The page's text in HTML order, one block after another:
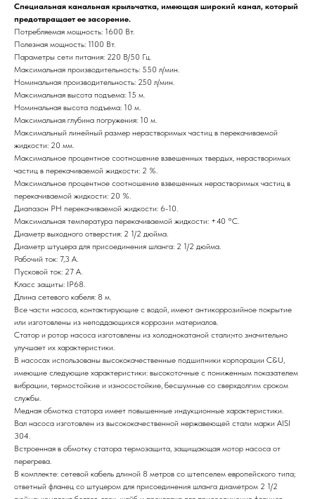
Специальная канальная крыльчатка, имеющая широкий канал, который
предотвращает ее засорение.
Потребляемая мощность: 1600 Вт.
Полезная мощность: 1100 Вт.
Параметры сети питания: 220 В/50 Гц.
Максимальная производительность: 550 л/мин.
Номинальная производительность: 250 л/мин.
Максимальная высота подъема: 15 м.
Номинальная высота подъема: 10 м.
Максимальная глубина погружения: 10 м.
Максимальный линейный размер нерастворимых частиц в перекачиваемой
жидкости: 20 мм.
Максимальное процентное соотношение взвешенных твердых, нерастворимых
частиц в перекачиваемой жидкости: 2 %.
Максимальное процентное соотношение взвешенных нерастворимых частиц в
перекачиваемой жидкости: 20 %.
Диапазон РН перекачиваемой жидкости: 6-10.
Максимальная температура перекачиваемой жидкости: +40 °C.
Диаметр выходного отверстия: 2 1/2 дюйма.
Диаметр штуцера для присоединения шланга: 2 1/2 дюйма.
Рабочий ток: 7,3 А.
Пусковой ток: 27 А.
Класс защиты: IP68.
Длина сетевого кабеля: 8 м.
Все части насоса, контактирующие с водой, имеют антикоррозийное покрытие
или изготовлены из неподдающихся коррозии материалов.
Статор и ротор насоса изготовлены из холоднокатаной стали,что значительно
улучшает их характеристики.
В насосах использованы высококачественные подшипники корпорации C&U,
имеющие следующие характеристики: высокоточные с пониженным показателем
вибрации, термостойкие и износостойкие, бесшумные со сверхдолгим сроком
службы.
Медная обмотка статора имеет повышенные индукционные характеристики.
Вал насоса изготовлен из высококачественной нержавеющей стали марки AISI
304.
Встроенная в обмотку статора термозащита, защищающая мотор насоса от
перегрева.
В комплекте: сетевой кабель длиной 8 метров со штепселем европейского типа;
ответный фланец со штуцером для присоединения шланга диаметром 2 1/2